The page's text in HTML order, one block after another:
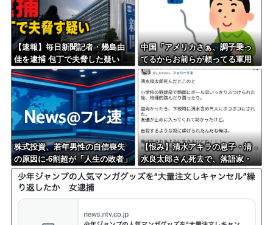
【速報】毎日新聞記者・幾島由
佳を逮捕 包丁で夫脅した疑い
中国「アメリカさぁ、調子乗っ
てるからお前らが頼ってる軍用
中国ドローン輸出禁止するわw」
株式投資、若年男性の自信喪失
の原因に-6割超が「人生の敗者」
自認
【恨み】清水アキラの息子・清
水良太郎さん死去で、落語家・
柳家小はだが「いじめ」「暴
行」被害告発